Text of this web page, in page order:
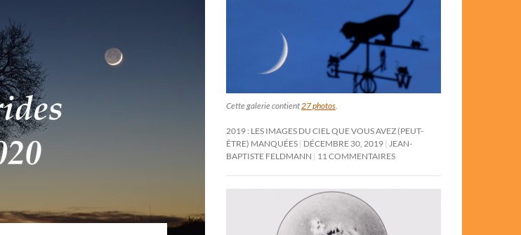
Cette galerie contient27 photos.
2019 : LES IMAGES DU CIEL QUE VOUS AVEZ (PEUT-
ÊTRE) MANQUÉES DÉCEMBRE 30, 2019 JEAN-
BAPTISTE FELDMANN
11 COMMENTAIRES